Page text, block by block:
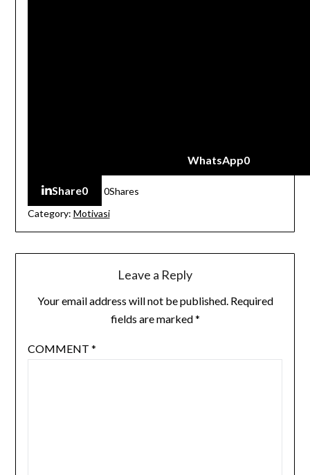
WhatsApp0
Share0 0Shares
Category: Motivasi
Leave a Reply
Your email address will not be published. Required
fields are marked*
COMMENT *